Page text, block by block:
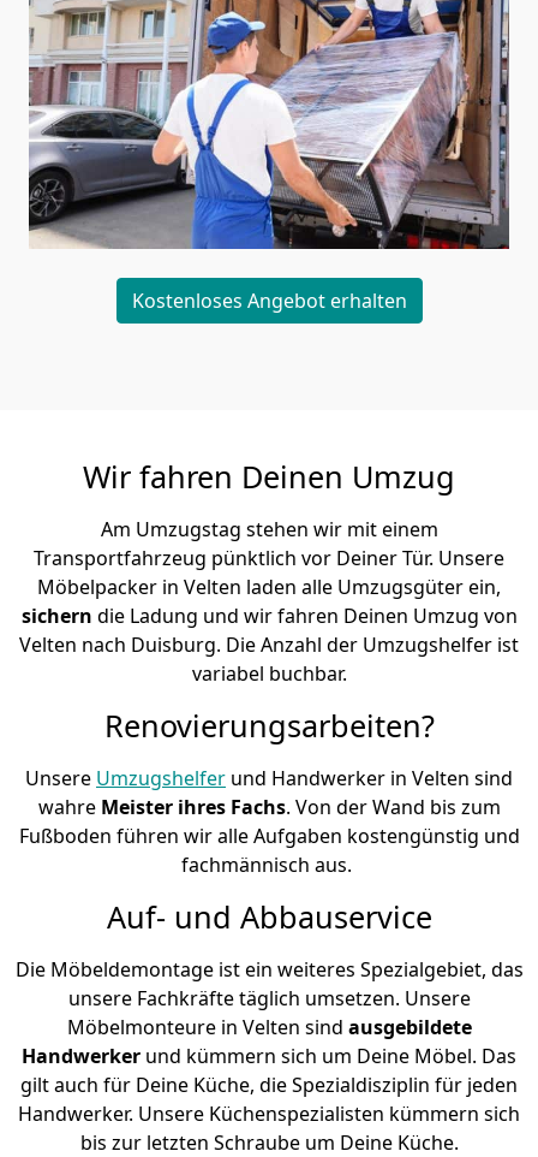
Kostenloses Angebot erhalten
Wir fahren Deinen Umzug
Am Umzugstag stehen wir mit einem
Transportfahrzeug pünktlich vor Deiner Tür. Unsere
Möbelpacker in Velten laden alle Umzugsgüter ein,
sichern die Ladung und wir fahren Deinen Umzug von
Velten nach Duisburg. Die Anzahl der Umzugshelfer ist
variabel buchbar.
Renovierungsarbeiten?
Unsere Umzugshelfer und Handwerker in Velten sind
wahre Meister ihres Fachs. Von der Wand bis zum
Fußboden führen wir alle Aufgaben kostengünstig und
fachmännisch aus.
Auf- und Abbauservice
Die Möbeldemontage ist ein weiteres Spezialgebiet, das
unsere Fachkräfte täglich umsetzen. Unsere
Möbelmonteure in Velten sind ausgebildete
Handwerker und kümmern sich um Deine Möbel. Das
gilt auch für Deine Küche, die Spezialdisziplin für jeden
Handwerker. Unsere Küchenspezialisten kümmern sich
bis zur letzten Schraube um Deine Küche.